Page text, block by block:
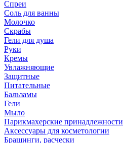
Спреи
Соль для ванны
Молочко
Скрабы
Гели для душа
Руки
Кремы
Увлажняющие
Защитные
Питательные
Бальзамы
Гели
Мыло
Парикмахерские принадлежности
Аксессуары для косметологии
Брашинги, расчески